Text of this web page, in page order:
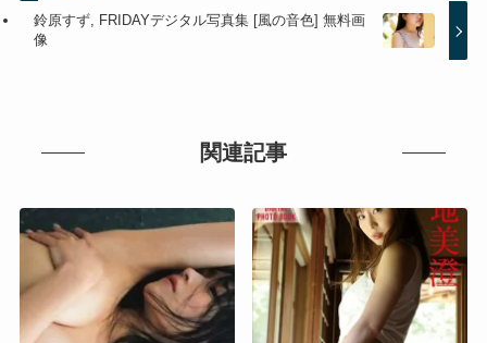
鈴原すず, FRIDAYデジタル写真集 [風の音色] 無料画
像
関連記事